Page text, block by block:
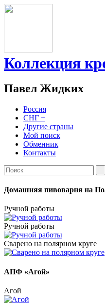
Коллекция
Павел Жидких
Россия
СНГ +
Другие страны
Мой поиск
Обменник
Контакты
Домашняя пивоварня на
Ручной работы
Ручной работы
Сварено на полярном круге
АПФ «Агой»
Агой